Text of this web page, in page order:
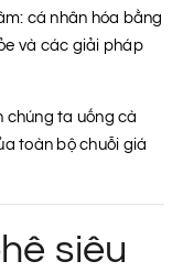
cá nhân hóa bằng
và các giải pháp
chúng ta uống cà
toàn bộ chuỗi giá
siêu